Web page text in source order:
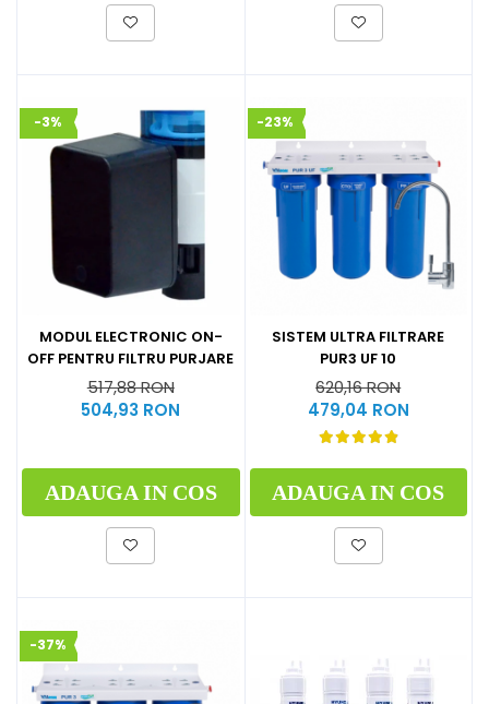
-3%
MODUL ELECTRONIC ON-
OFF PENTRU FILTRU PURJARE
517,88 RON
504,93 RON
ADAUGA IN COS
-23%
SISTEM ULTRA FILTRARE
PUR3 UF 10
620,16 RON
479,04 RON
ADAUGA IN COS
-37%